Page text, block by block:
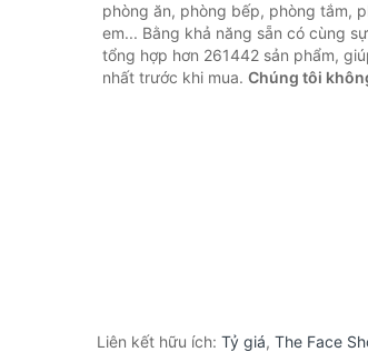
phòng ăn, phòng bếp, phòng tắm,
em... Bằng khả năng sẵn có cùng
tổng hợp hơn 261442 sản phẩm,
nhất trước khi mua. Chúng tôi
Liên kết hữu ích: Tỷ giá, The Face